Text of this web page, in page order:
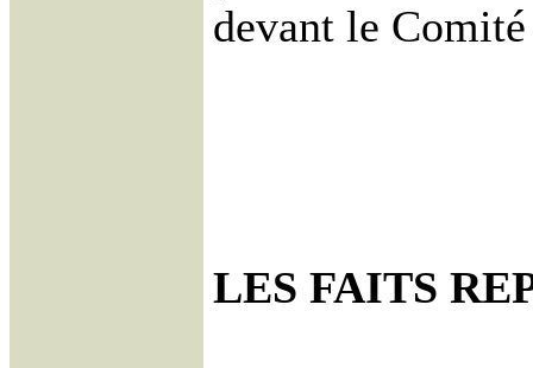
devant le
LES FAITS